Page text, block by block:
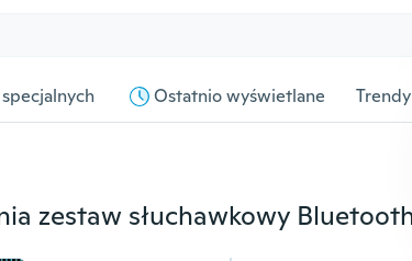
Ostatnio wyświetlane Trendy